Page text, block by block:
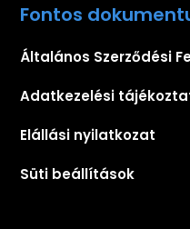
Fontos
Általános Szerződési
Adatkezelési
Elállási nyilatkozat
Süti beállítások